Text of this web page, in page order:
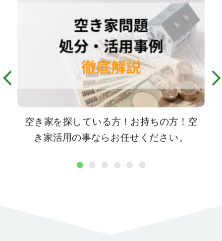
空き家を探している方！お持ちの方！空
き家活用の事ならお任せください。
1 2